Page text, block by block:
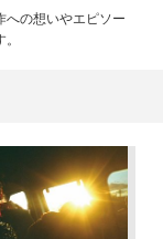
への想いやエピソー